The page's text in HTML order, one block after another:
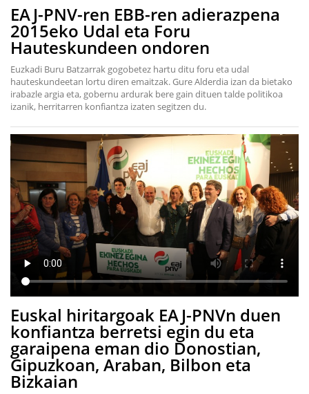
EAJ-PNV-ren EBB-ren adierazpena
2015eko Udal eta Foru
Hauteskundeen ondoren
Euzkadi Buru Batzarrak gogobetez hartu ditu foru eta udal
hauteskundeetan lortu diren emaitzak. Gure Alderdia izan da bietako
irabazle argia eta, gobernu ardurak bere gain dituen talde politikoa
izanik, herritarren konfiantza izaten segitzen du.
Euskal hiritargoak EAJ-PNVn duen
konfiantza berretsi egin du eta
garaipena eman dio Donostian,
Gipuzkoan, Araban, Bilbon eta
Bizkaian